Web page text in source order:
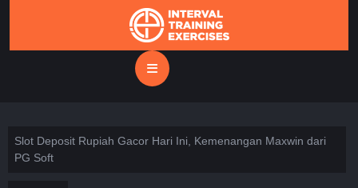
Open
Slot Deposit Rupiah Gacor Hari Ini, Kemenangan Maxwin dari
PG Soft